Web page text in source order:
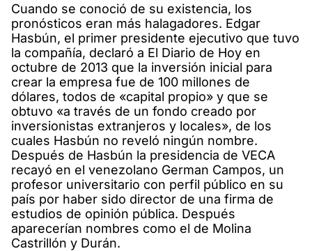
Cuando se conoció de su existencia, los
pronósticos eran más halagadores. Edgar
Hasbún, el primer presidente ejecutivo que tuvo
la compañía, declaró a El Diario de Hoy en
octubre de 2013 que la inversión inicial para
crear la empresa fue de 100 millones de
dólares, todos de «capital propio» y que se
obtuvo «a través de un fondo creado por
inversionistas extranjeros y locales», de los
cuales Hasbún no reveló ningún nombre.
Después de Hasbún la presidencia de VECA
recayó en el venezolano German Campos, un
profesor universitario con perfil público en su
país por haber sido director de una firma de
estudios de opinión pública. Después
aparecerían nombres como el de Molina
Castrillón y Durán.